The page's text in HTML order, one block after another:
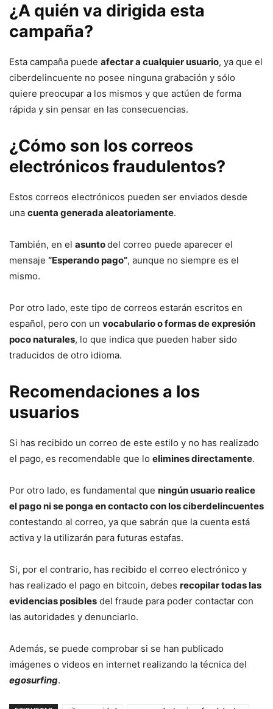
¿A quién va dirigida esta
campaña?
Esta campaña puede afectar a cualquier usuario, ya que el
ciberdelincuente no posee ninguna grabación y sólo
quiere preocupar a los mismos y que actúen de forma
rápida y sin pensar en las consecuencias.
¿Cómo son los correos
electrónicos fraudulentos?
Estos correos electrónicos pueden ser enviados desde
una cuenta generada aleatoriamente.
También, en el asuntodel correo puede aparecer el
mensaje “Esperando pago”, aunque no siempre es el
mismo.
Por otro lado, este tipo de correos estarán escritos en
español, pero con un vocabulario o formas de expresión
poco naturales, lo que indica que pueden haber sido
traducidos de otro idioma.
Recomendaciones a los
usuarios
Si has recibido un correo de este estilo y no has realizado
el pago, es recomendable que lo elimines directamente.
Por otro lado, es fundamental que ningún usuario realice
el pago ni se ponga en contacto con los ciberdelincuentes
contestando al correo, ya que sabrán que la cuenta está
activa y la utilizarán para futuras estafas.
Si, por el contrario, has recibido el correo electrónico y
has realizado el pago en bitcoin, debes recopilar todas las
evidencias posibles del fraude para poder contactar con
las autoridades y denunciarlo.
Además, se puede comprobar si se han publicado
imágenes o videos en internet realizando la técnica del
egosurfing.